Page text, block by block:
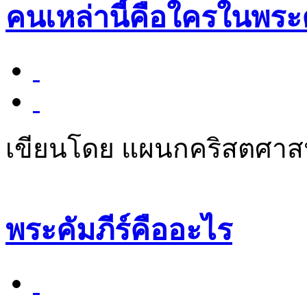
คนเหล่านี้คือใครในพร
เขียนโดย แผนกคริสตศา
พระคัมภีร์คืออะไร